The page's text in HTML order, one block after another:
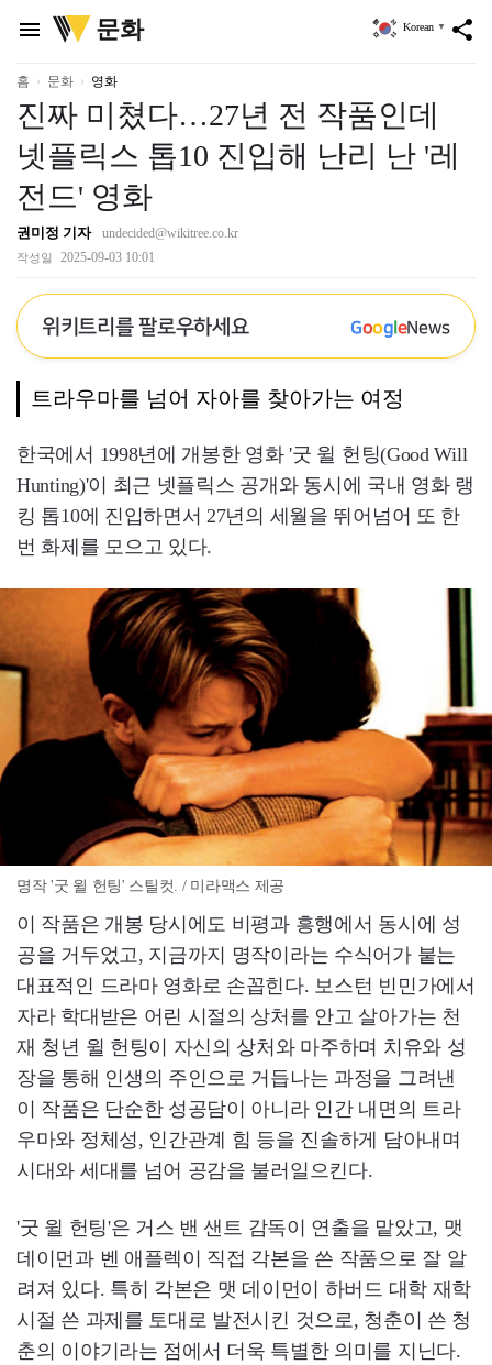
menu
위
키
리
문화 share
Korean ▼
홈 문화 영화
진짜 미쳤다…27년 전 작품인데
넷플릭스 톱10 진입해 난리 난 '레
전드' 영화
권미정 기자 undecided@wikitree.co.kr
작성일 2025-09-03 10:01
위키트리를 팔로우하세요 GoogleNews
트라우마를 넘어 자아를 찾아가는 여정
한국에서 1998년에 개봉한 영화 '굿 윌 헌팅(Good Will
Hunting)'이 최근 넷플릭스 공개와 동시에 국내 영화 랭
킹 톱10에 진입하면서 27년의 세월을 뛰어넘어 또 한
번 화제를 모으고 있다.
명작 '굿 윌 헌팅' 스틸컷. / 미라맥스 제공
이 작품은 개봉 당시에도 비평과 흥행에서 동시에 성
공을 거두었고, 지금까지 명작이라는 수식어가 붙는
대표적인 드라마 영화로 손꼽힌다. 보스턴 빈민가에서
자라 학대받은 어린 시절의 상처를 안고 살아가는 천
재 청년 윌 헌팅이 자신의 상처와 마주하며 치유와 성
장을 통해 인생의 주인으로 거듭나는 과정을 그려낸
이 작품은 단순한 성공담이 아니라 인간 내면의 트라
우마와 정체성, 인간관계 힘 등을 진솔하게 담아내며
시대와 세대를 넘어 공감을 불러일으킨다.
'굿 윌 헌팅'은 거스 밴 샌트 감독이 연출을 맡았고, 맷
데이먼과 벤 애플렉이 직접 각본을 쓴 작품으로 잘 알
려져 있다. 특히 각본은 맷 데이먼이 하버드 대학 재학
시절 쓴 과제를 토대로 발전시킨 것으로, 청춘이 쓴 청
춘의 이야기라는 점에서 더욱 특별한 의미를 지닌다.